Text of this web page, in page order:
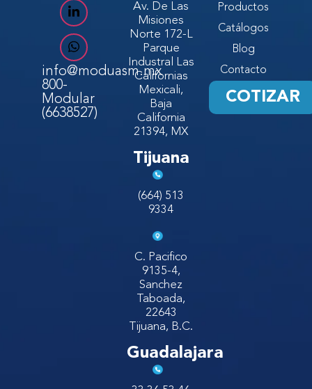
info@moduasm.mx
800-
Modular
(6638527)
Av. De Las
Misiones
Norte 172-L
Parque
Industral Las
Californias
Mexicali,
Baja
California
21394, MX
Tijuana
(664) 513
9334
C. Pacifico
9135-4,
Sanchez
Taboada,
22643
Tijuana, B.C.
Guadalajara
Productos
Catálogos
Blog
Contacto
COTIZAR